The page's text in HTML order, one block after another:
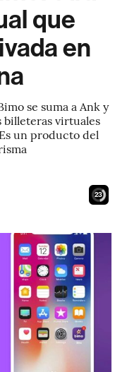
que
en
se suma a Ank y
billeteras virtuales
un producto del
22